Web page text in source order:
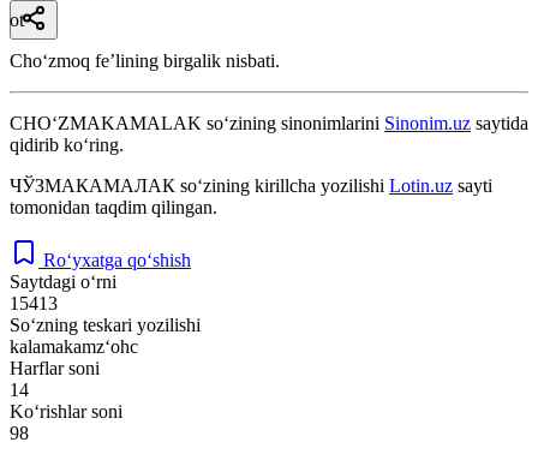
ot
Choʻzmoq feʼlining birgalik nisbati.
CHO‘ZMAKAMALAK so‘zining sinonimlarini Sinonim.uz saytida
qidirib ko‘ring.
ЧЎЗМАКАМАЛАК so‘zining kirillcha yozilishi Lotin.uz sayti
tomonidan taqdim qilingan.
Ro‘yxatga qo‘shish
Saytdagi o‘rni
15413
So‘zning teskari yozilishi
kalamakamz‘ohc
Harflar soni
14
Ko‘rishlar soni
98